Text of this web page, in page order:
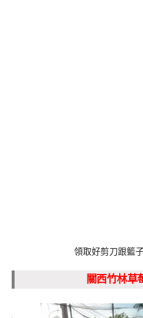
領取好剪刀跟籃
關西竹林草